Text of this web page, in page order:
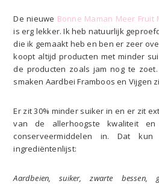
De nieuwe Bonne Maman Meer Fruit
is erg lekker. Ik heb natuurlijk
die ik gemaakt heb en ben er zeer
koopt altijd producten met minder
de producten zoals jam nog te
smaken Aardbei Framboos en Vijgen
Er zit 30% minder suiker in en er zit
van de allerhoogste kwaliteit
conserveermiddelen in. Dat
ingrediëntenlijst:
Aardbeien, suiker, zwarte bessen,